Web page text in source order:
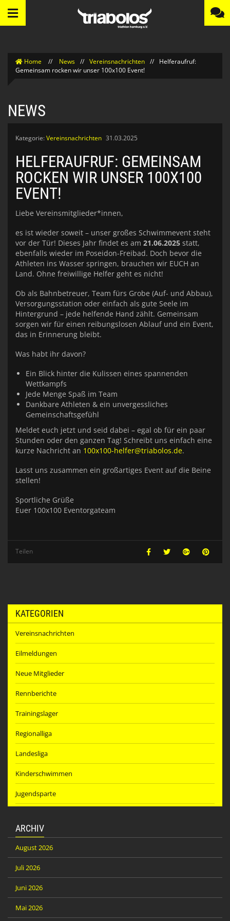
Home // News // Vereinsnachrichten //
Helferaufruf:
Gemeinsam rocken wir unser 100x100 Event!
NEWS
Kategorie:Vereinsnachrichten 31.03.2025
HELFERAUFRUF: GEMEINSAM
ROCKEN WIR UNSER 100X100
EVENT!
Liebe Vereinsmitglieder*innen,
es ist wieder soweit – unser großes Schwimmevent steht
vor der Tür! Dieses Jahr findet es am 21.06.2025 statt,
ebenfalls wieder im Poseidon-Freibad. Doch bevor die
Athleten ins Wasser springen, brauchen wir EUCH an
Land. Ohne freiwillige Helfer geht es nicht!
Ob als Bahnbetreuer, Team fürs Grobe (Auf- und Abbau),
Versorgungsstation oder einfach als gute Seele im
Hintergrund – jede helfende Hand zählt. Gemeinsam
sorgen wir für einen reibungslosen Ablauf und ein Event,
das in Erinnerung bleibt.
Was habt ihr davon?
Ein Blick hinter die Kulissen eines spannenden
Wettkampfs
Jede Menge Spaß im Team
Dankbare Athleten & ein unvergessliches
Gemeinschaftsgefühl
Meldet euch jetzt und seid dabei – egal ob für ein paar
Stunden oder den ganzen Tag! Schreibt uns einfach eine
kurze Nachricht an 100x100-helfer@triabolos.de.
Lasst uns zusammen ein großartiges Event auf die Beine
stellen!
Sportliche Grüße
Euer 100x100 Eventorgateam
Teilen
KATEGORIEN
Vereinsnachrichten
Eilmeldungen
Neue Mitglieder
Rennberichte
Trainingslager
Regionalliga
Landesliga
Kinderschwimmen
Jugendsparte
ARCHIV
August 2026
Juli 2026
Juni 2026
Mai 2026